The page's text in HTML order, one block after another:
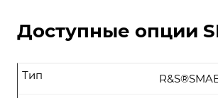
Доступные опции
Тип